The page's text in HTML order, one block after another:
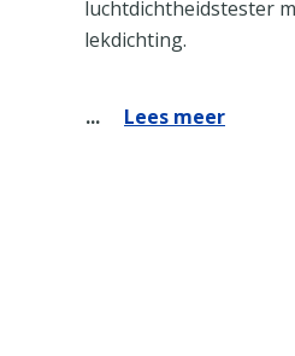
luchtdichtheidstester
lekdichting.
Lees meer